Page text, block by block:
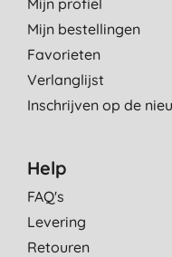
Mijn profiel
Mijn bestellingen
Favorieten
Verlanglijst
Inschrijven op de
Help
FAQ's
Levering
Retouren